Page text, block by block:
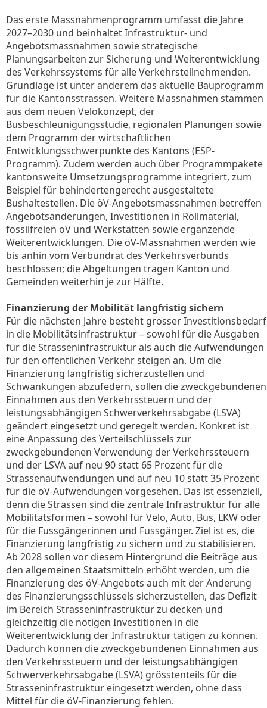
Das erste Massnahmenprogramm umfasst die Jahre
2027–2030 und beinhaltet Infrastruktur- und
Angebotsmassnahmen sowie strategische
Planungsarbeiten zur Sicherung und Weiterentwicklung
des Verkehrssystems für alle Verkehrsteilnehmenden.
Grundlage ist unter anderem das aktuelle Bauprogramm
für die Kantonsstrassen. Weitere Massnahmen stammen
aus dem neuen Velokonzept, der
Busbeschleunigungsstudie, regionalen Planungen sowie
dem Programm der wirtschaftlichen
Entwicklungsschwerpunkte des Kantons (ESP-
Programm). Zudem werden auch über Programmpakete
kantonsweite Umsetzungsprogramme integriert, zum
Beispiel für behindertengerecht ausgestaltete
Bushaltestellen. Die öV-Angebotsmassnahmen betreffen
Angebotsänderungen, Investitionen in Rollmaterial,
fossilfreien öV und Werkstätten sowie ergänzende
Weiterentwicklungen. Die öV-Massnahmen werden wie
bis anhin vom Verbundrat des Verkehrsverbunds
beschlossen; die Abgeltungen tragen Kanton und
Gemeinden weiterhin je zur Hälfte.
Finanzierung der Mobilität langfristig sichern
Für die nächsten Jahre besteht grosser Investitionsbedarf
in die Mobilitätsinfrastruktur – sowohl für die Ausgaben
für die Strasseninfrastruktur als auch die Aufwendungen
für den öffentlichen Verkehr steigen an. Um die
Finanzierung langfristig sicherzustellen und
Schwankungen abzufedern, sollen die zweckgebundenen
Einnahmen aus den Verkehrssteuern und der
leistungsabhängigen Schwerverkehrsabgabe (LSVA)
geändert eingesetzt und geregelt werden. Konkret ist
eine Anpassung des Verteilschlüssels zur
zweckgebundenen Verwendung der Verkehrssteuern
und der LSVA auf neu 90 statt 65 Prozent für die
Strassenaufwendungen und auf neu 10 statt 35 Prozent
für die öV-Aufwendungen vorgesehen. Das ist essenziell,
denn die Strassen sind die zentrale Infrastruktur für alle
Mobilitätsformen – sowohl für Velo, Auto, Bus, LKW oder
für die Fussgängerinnen und Fussgänger. Ziel ist es, die
Finanzierung langfristig zu sichern und zu stabilisieren.
Ab 2028 sollen vor diesem Hintergrund die Beiträge aus
den allgemeinen Staatsmitteln erhöht werden, um die
Finanzierung des öV-Angebots auch mit der Änderung
des Finanzierungsschlüssels sicherzustellen, das Defizit
im Bereich Strasseninfrastruktur zu decken und
gleichzeitig die nötigen Investitionen in die
Weiterentwicklung der Infrastruktur tätigen zu können.
Dadurch können die zweckgebundenen Einnahmen aus
den Verkehrssteuern und der leistungsabhängigen
Schwerverkehrsabgabe (LSVA) grösstenteils für die
Strasseninfrastruktur eingesetzt werden, ohne dass
Mittel für die öV-Finanzierung fehlen.